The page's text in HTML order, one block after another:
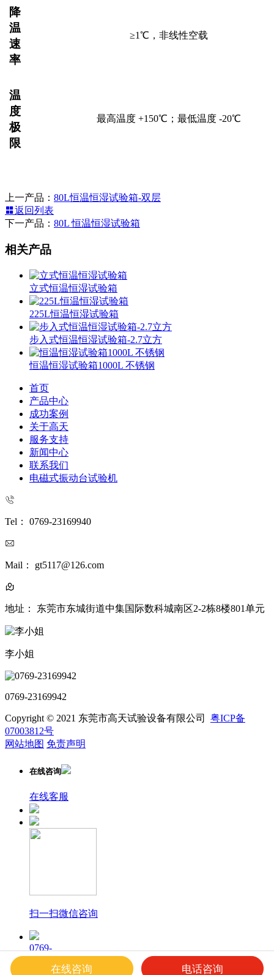
降
温
速
率
≥1℃ ，非线性空载
温
度
极
限
最高温度 +1 50℃；最低温度 -20℃
上一产品： 80L恒温恒湿试验箱-双层
返回列表
下一产品： 80L 恒温恒湿试验箱
相关产品
立式恒温恒湿试验箱
225L恒温恒湿试验箱
步入式恒温恒湿试验箱-2.7立方
恒温恒湿试验箱1000L 不锈钢
首页
产品中心
成功案例
关于高天
服务支持
新闻中心
联系我们
电磁式振动台试验机
Tel： 0769-23169940
Mail： gt5117@126.com
地址： 东莞市东城街道中集国际数科城南区2-2栋8楼801单元
李小姐
0769-23169942
Copyright © 2021 东莞市高天试验设备有限公司 粤ICP备
07003812号
网站地图 免责声明
在线咨询
在线客服
扫一扫微信咨询
0769-
23169940
在线咨询 电话咨询